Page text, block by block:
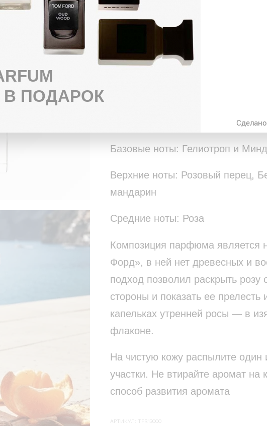
ПОДАРОК К КАЖДОЙ ПОКУПКЕ
Парфюм Rose D Amalfi
терпким бергамотом, в финале
гурманскими нотами
легкий и воздушный, как
кокетливый, как первый
Базовые ноты: Гелиотроп и
Верхние ноты: Розовый перец,
мандарин
Средние ноты: Роза
Композиция парфюма является
Форд», в ней нет древесных и
подход позволил раскрыть
стороны и показать ее
капельках утренней росы — в
флаконе.
На чистую кожу распылите
участки. Не втирайте аромат на
способ развития аромата
АРТИКУЛ: TFR13000
ПОДАРОК